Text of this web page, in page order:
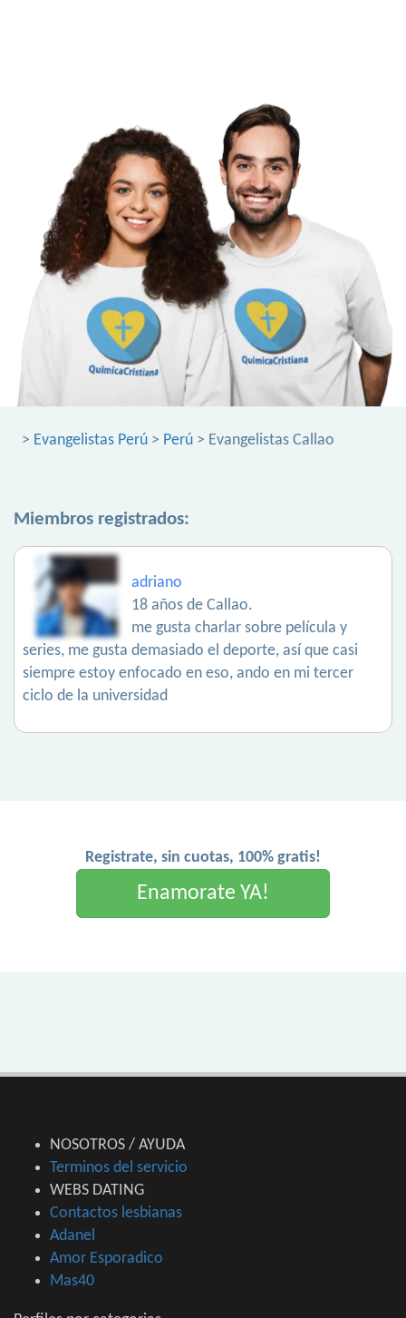
> Evangelistas Perú > Perú > Evangelistas Callao
Miembros registrados:
adriano
18 años de Callao.
me gusta charlar sobre película y
series, me gusta demasiado el deporte, así que casi
siempre estoy enfocado en eso, ando en mi tercer
ciclo de la universidad
Registrate, sin cuotas, 100% gratis!
Enamorate YA!
NOSOTROS / AYUDA
Terminos del servicio
WEBS DATING
Contactos lesbianas
Adanel
Amor Esporadico
Mas40